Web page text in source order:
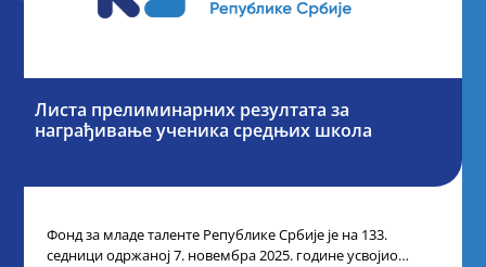
Листа прелиминарних резултата за
награђивање ученика средњих школа
Фонд за младе таленте Републике Србије је на 133.
седници одржаној 7. новембра 2025. године усвојио